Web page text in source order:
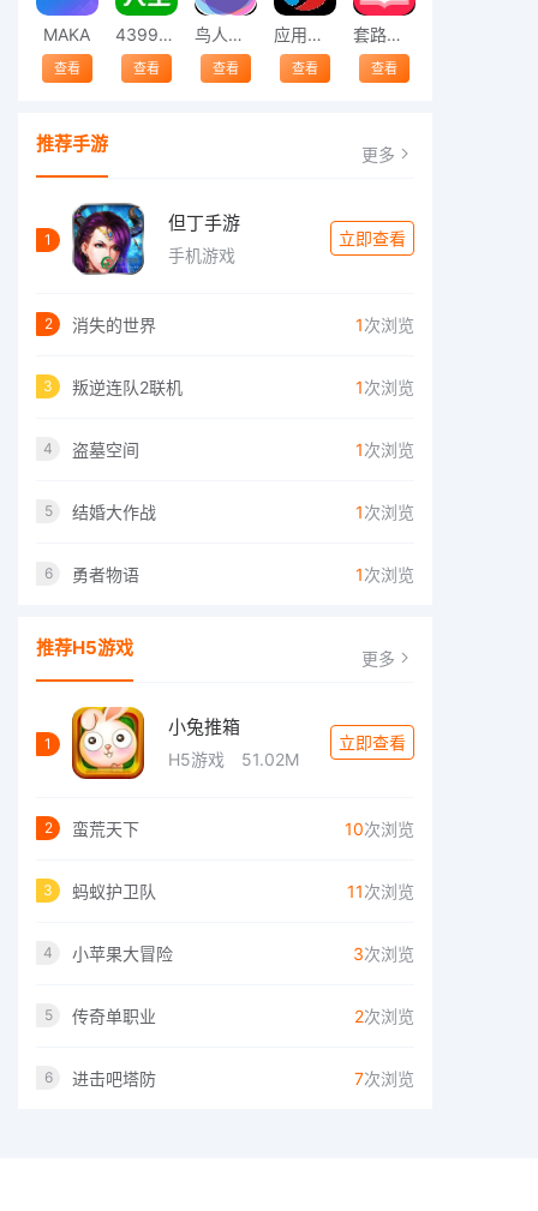
MAKA
查看
4399游戏大全
查看
鸟人助手
查看
应用宝下载
查看
套路大全
查看
推荐手游 更多
1
但丁手游
手机游戏
立即查看
2 消失的世界 1次浏览
3 叛逆连队2联机 1次浏览
4 盗墓空间 1次浏览
5 结婚大作战 1次浏览
6 勇者物语 1次浏览
推荐H5游戏 更多
1
小兔推箱
H5游戏 51.02M
立即查看
2 蛮荒天下 10次浏览
3 蚂蚁护卫队 11次浏览
4 小苹果大冒险 3次浏览
5 传奇单职业 2次浏览
6 进击吧塔防 7次浏览